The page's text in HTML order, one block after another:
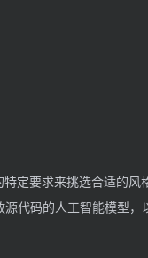
定要求来挑选合适的风
代码的人工智能模型，